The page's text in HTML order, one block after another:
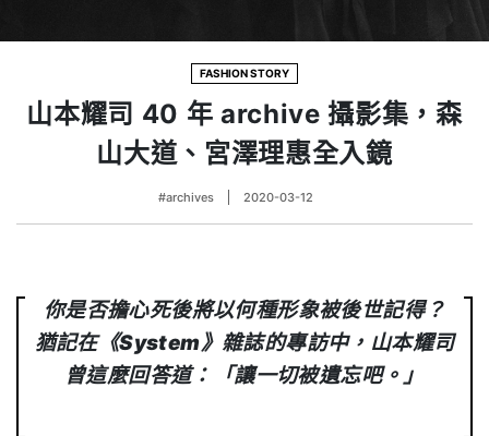
FASHION STORY
山本耀司 40 年 archive 攝影集，森
山大道、宮澤理惠全入鏡
#archives 2020-03-12
你是否擔心死後將以何種形象被後世記得？
猶記在《System》雜誌的專訪中，山本耀司
曾這麼回答道：「讓一切被遺忘吧。」